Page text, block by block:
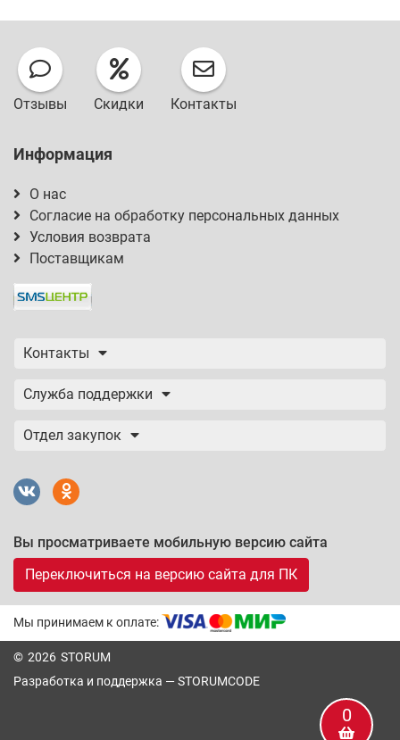
0
Отзывы Скидки Контакты
Информация
О нас
Согласие на обработку персональных данных
Условия возврата
Поставщикам
Контакты
Служба поддержки
Отдел закупок
Вы просматриваете мобильную версию сайта
Переключиться на версию сайта для ПК
Мы принимаем к оплате:
© 2026 STORUM
Разработка и поддержка — STORUMCODE